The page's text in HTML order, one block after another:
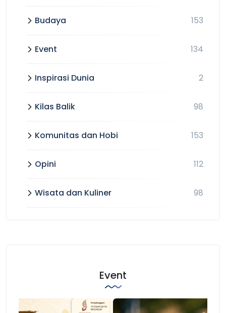
Budaya 153
Event 134
Inspirasi Dunia 2
Kilas Balik 98
Komunitas dan Hobi 153
Opini 112
Wisata dan Kuliner 98
Event